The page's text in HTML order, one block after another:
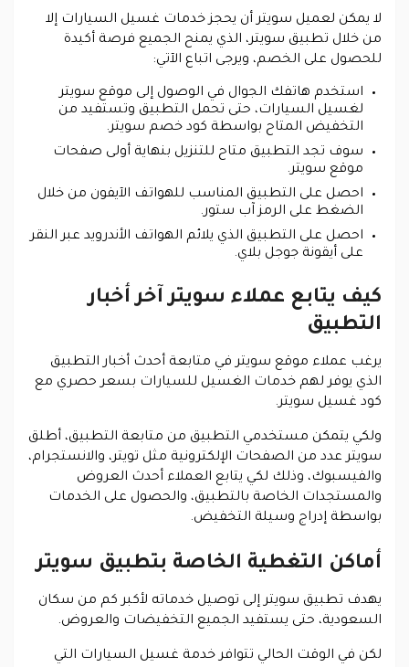
لا يمكن لعميل سويتر أن يحجز خدمات غسيل السيارات إلا
من خلال تطبيق سويتر، الذي يمنح الجميع فرصة أكيدة
للحصول على الخصم، ويرجى اتباع الآتي:
استخدم هاتفك الجوال في الوصول إلى موقع سويتر
لغسيل السيارات، حتى تحمل التطبيق وتستفيد من
التخفيض المتاح بواسطة كود خصم سويتر.
سوف تجد التطبيق متاح للتنزيل بنهاية أولى صفحات
موقع سويتر.
احصل على التطبيق المناسب للهواتف الآيفون من خلال
الضغط على الرمز آب ستور.
احصل على التطبيق الذي يلائم الهواتف الأندرويد عبر النقر
على أيقونة جوجل بلاي.
كيف يتابع عملاء سويتر آخر أخبار
التطبيق
يرغب عملاء موقع سويتر في متابعة أحدث أخبار التطبيق
الذي يوفر لهم خدمات الغسيل للسيارات بسعر حصري مع
كود غسيل سويتر.
ولكي يتمكن مستخدمي التطبيق من متابعة التطبيق، أطلق
سويتر عدد من الصفحات الإلكترونية مثل تويتر، والانستجرام،
والفيسبوك، وذلك لكي يتابع العملاء أحدث العروض
والمستجدات الخاصة بالتطبيق، والحصول على الخدمات
بواسطة إدراج وسيلة التخفيض.
أماكن التغطية الخاصة بتطبيق سويتر
يهدف تطبيق سويتر إلى توصيل خدماته لأكبر كم من سكان
السعودية، حتى يستفيد الجميع التخفيضات والعروض.
لكن في الوقت الحالي تتوافر خدمة غسيل السيارات التي